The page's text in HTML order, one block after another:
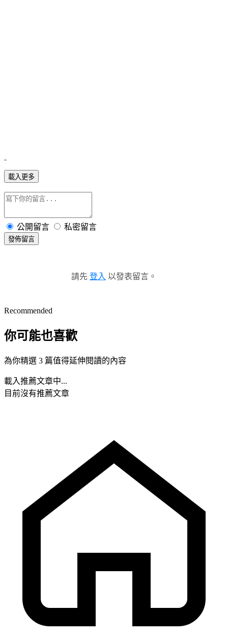
載入更多
公開留言 私密留言
發佈留言
請先 登入 以發表留言。
Recommended
你可能也喜歡
為你精選 3 篇值得延伸閱讀的內容
載入推薦文章中...
目前沒有推薦文章